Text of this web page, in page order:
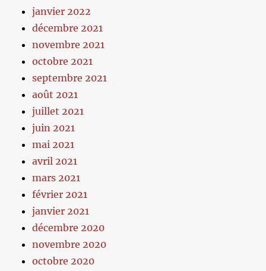
janvier 2022
décembre 2021
novembre 2021
octobre 2021
septembre 2021
août 2021
juillet 2021
juin 2021
mai 2021
avril 2021
mars 2021
février 2021
janvier 2021
décembre 2020
novembre 2020
octobre 2020